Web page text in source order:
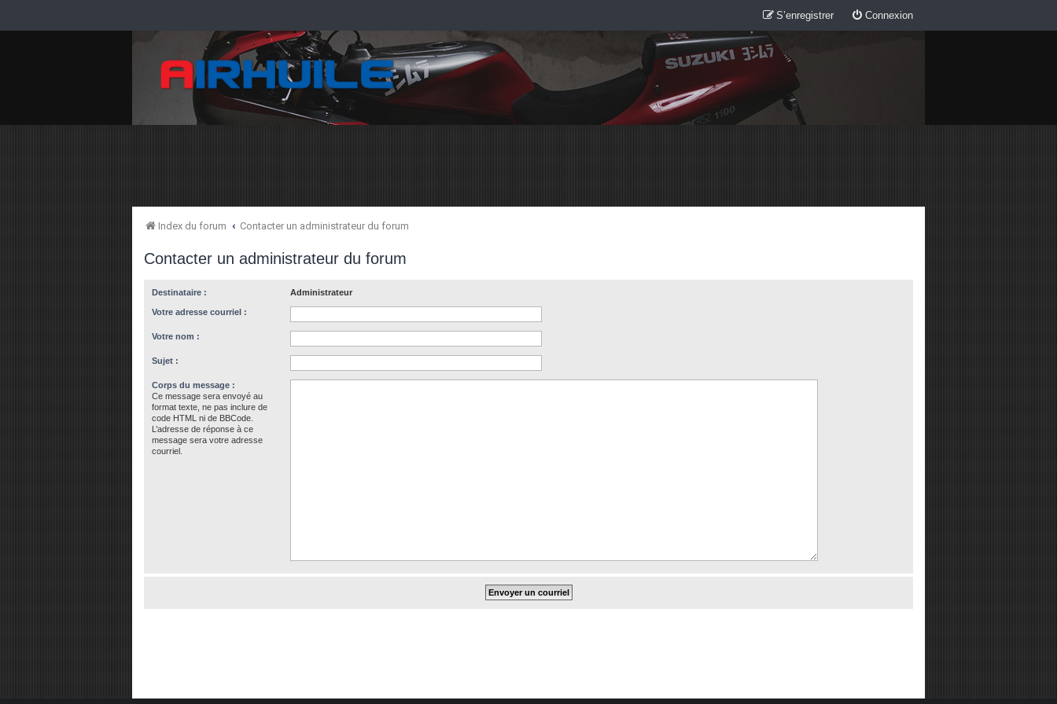
Connexion
S’enregistrer
Index du forum Contacter un administrateur du forum
Contacter un administrateur du forum
Destinataire : Administrateur
Votre adresse courriel :
Votre nom :
Sujet :
Corps du message :
Ce message sera envoyé au
format texte, ne pas inclure de
code HTML ni de BBCode.
L’adresse de réponse à ce
message sera votre adresse
courriel.